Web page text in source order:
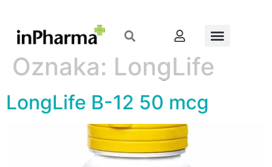
Oznaka: LongLife
LongLife B-12 50 mcg